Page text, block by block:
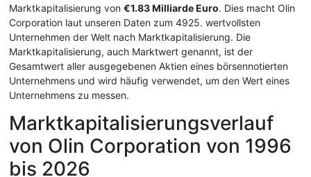
Marktkapitalisierung von €1.83 Milliarde Euro. Dies macht Olin
Corporation laut unseren Daten zum 4925. wertvollsten
Unternehmen der Welt nach Marktkapitalisierung. Die
Marktkapitalisierung, auch Marktwert genannt, ist der
Gesamtwert aller ausgegebenen Aktien eines börsennotierten
Unternehmens und wird häufig verwendet, um den Wert eines
Unternehmens zu messen.
Marktkapitalisierungsverlauf
von Olin Corporation von 1996
bis 2026